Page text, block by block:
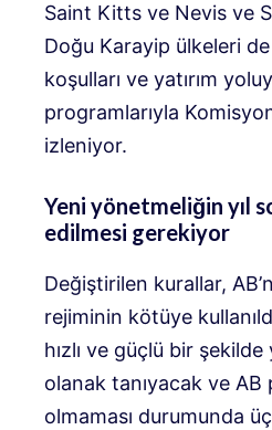
Saint Kitts ve Nevis ve
Doğu Karayip ülkeleri de
koşulları ve yatırım
programlarıyla
izleniyor.
Yeni yönetmeliğin yıl
edilmesi gerekiyor
Değiştirilen kurallar,
rejiminin kötüye
hızlı ve güçlü bir
olanak tanıyacak ve AB
olmaması durumunda